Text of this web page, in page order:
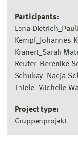
Participants:
Lena
Kempf_Johannes
Kranert_Sarah
Reuter_Berenike
Schukay_Nadja
Thiele_Michelle
Project type:
Gruppenprojekt